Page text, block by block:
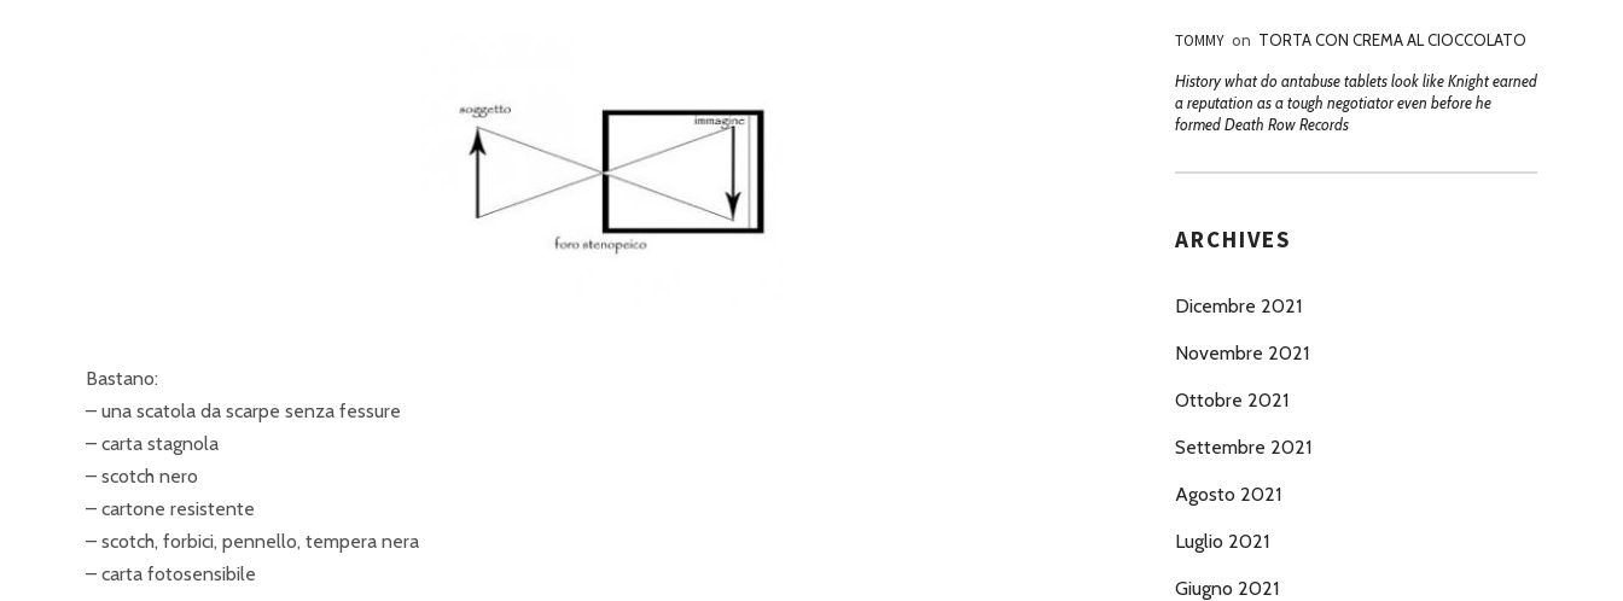
Bastano:
– una scatola da scarpe senza fessure
– carta stagnola
– scotch nero
– cartone resistente
– scotch, forbici, pennello, tempera nera
– carta fotosensibile
TOMMY on TORTA CON CREMA AL CIOCCOLATO
History what do antabuse tablets look like Knight earned
a reputation as a tough negotiator even before he
formed Death Row Records
ARCHIVES
Dicembre 2021
Novembre 2021
Ottobre 2021
Settembre 2021
Agosto 2021
Luglio 2021
Giugno 2021